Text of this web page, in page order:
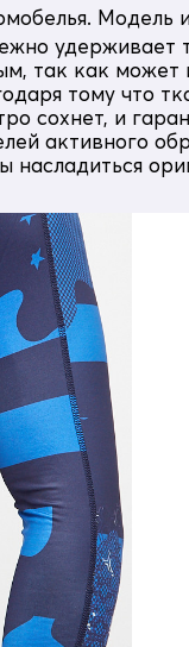
присутствуют
Модель
так как
тому что
сохнет, и
активного
насладиться